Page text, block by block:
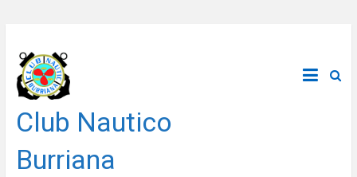
contenido
Club Nautico
Burriana